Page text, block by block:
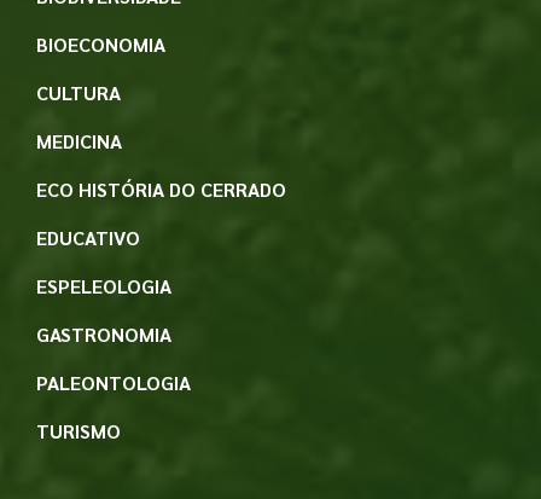
BIOECONOMIA
CULTURA
MEDICINA
ECO HISTÓRIA DO CERRADO
EDUCATIVO
ESPELEOLOGIA
GASTRONOMIA
PALEONTOLOGIA
TURISMO